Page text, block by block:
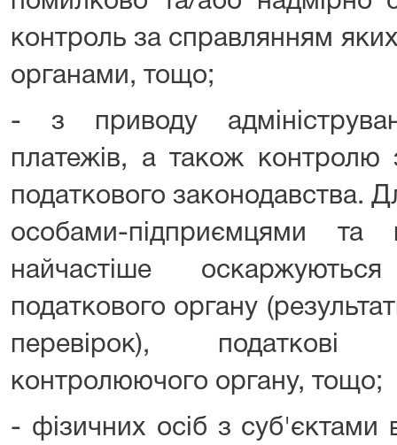
контроль за справлянням
органами, тощо;
- з приводу
платежів, а також
податкового законодавства.
особами-підприємцями
найчастіше
податкового органу
перевірок), податкові
контролюючого органу, тощо;
- фізичних осіб з суб'єктами